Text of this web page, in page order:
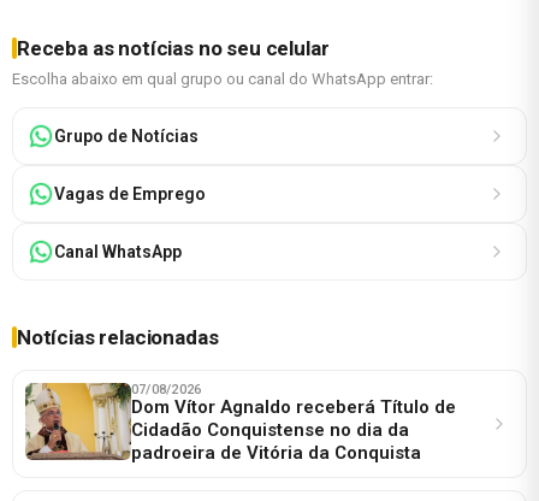
Receba as notícias no seu celular
Escolha abaixo em qual grupo ou canal do WhatsApp entrar:
Grupo de Notícias
Vagas de Emprego
Canal WhatsApp
Notícias relacionadas
07/08/2026
Dom Vítor Agnaldo receberá Título de
Cidadão Conquistense no dia da
padroeira de Vitória da Conquista